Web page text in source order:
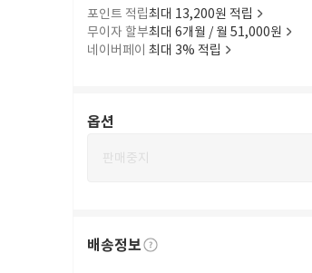
포인트 적립최대 13,200원 적립
무이자 할부최대 6개월 / 월 51,000원
네이버페이 최대 3% 적립
옵션
판매중지
배송정보